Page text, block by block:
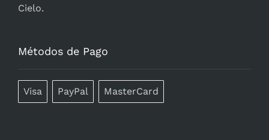
Cielo.
Métodos de Pago
Visa PayPal MasterCard